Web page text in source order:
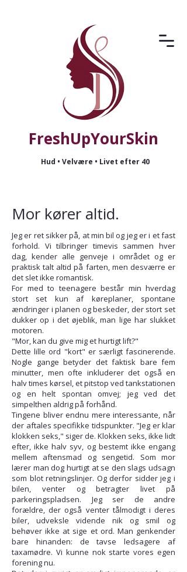
FreshUpYourSkin
Hud • Velvære • Livet efter 40
Mor kører altid.
Jeg er ret sikker på, at min bil og jeg er i et fast
forhold. Vi tilbringer timevis sammen hver
dag, kender alle genveje i området og er
praktisk talt altid på farten, men desværre er
det slet ikke romantisk.
For med to teenagere består min hverdag
stort set kun af køreplaner, spontane
ændringer i planen og beskeder, der stort set
dukker op i det øjeblik, man lige har slukket
motoren.
"Mor, kan du give mig et hurtigt lift?"
Dette lille ord "kort" er særligt fascinerende.
Nogle gange betyder det faktisk bare fem
minutter, men ofte inkluderer det også en
halv times kørsel, et pitstop ved tankstationen
og en helt spontan omvej; jeg ved det
simpelthen aldrig på forhånd.
Tingene bliver endnu mere interessante, når
der aftales specifikke tidspunkter. "Jeg er klar
klokken seks," siger de. Klokken seks, ikke lidt
efter, ikke halv syv, og bestemt ikke engang
mellem aftensmad og sengetid. Som mor
lærer man dog hurtigt at se den slags udsagn
som blot retningslinjer. Og derfor sidder jeg i
bilen, venter og betragter livet på
parkeringspladsen. Jeg ser de andre
forældre, der også venter tålmodigt i deres
biler, udveksle vidende nik og smil og
behøver ikke at sige et ord. Man genkender
bare hinanden: de tavse ledsagere af
taxamødre. Vi kunne nok starte vores egen
forening nu.